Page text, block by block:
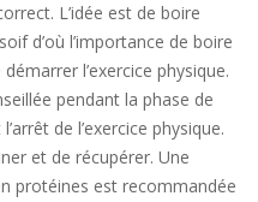
L’idée est de boire
d’où l’importance de boire
l’exercice physique.
pendant la phase de
de l’exercice physique.
et de récupérer. Une
protéines est recommandée